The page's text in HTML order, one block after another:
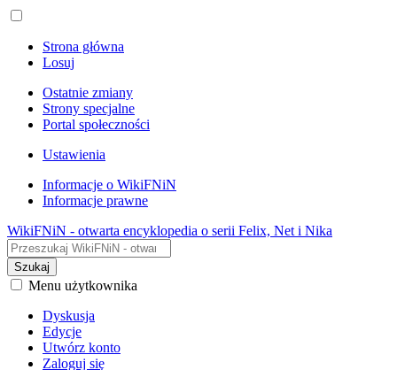
Strona główna
Losuj
Ostatnie zmiany
Strony specjalne
Portal społeczności
Ustawienia
Informacje o WikiFNiN
Informacje prawne
WikiFNiN - otwarta encyklopedia o serii Felix, Net i Nika
Szukaj
Menu użytkownika
Dyskusja
Edycje
Utwórz konto
Zaloguj się